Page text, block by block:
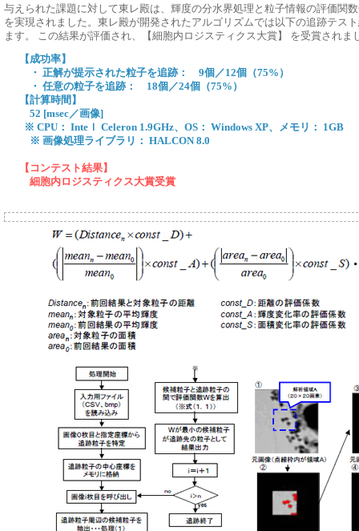
与えられた課題に対して東レ殿は、輝度の分水界処理と粒子情報の評価関
を実現されました。東レ殿が開発されたアルゴリズムでは以下の追跡テス
ます。 この結果が評価され、【細胞内ロジスティクス大賞】 を受賞されま
【成功率】
・ 正解が提示された粒子を追跡： 9個／12個（75%）
・ 任意の粒子を追跡： 18個／24個（75%）
【計算時間】
52 [msec／画像]
※ CPU： Inteｌ Celeron 1.9GHz、OS： Windows XP、メモリ： 1GB
※ 画像処理ライブラリ： HALCON 8.0
【コンテスト結果】
細胞内ロジスティクス大賞受賞